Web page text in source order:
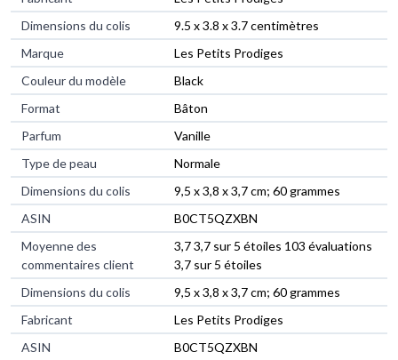
Dimensions du colis
‎9.5 x 3.8 x 3.7 centimètres
Marque
‎Les Petits Prodiges
Couleur du modèle
‎Black
Format
‎Bâton
Parfum
‎Vanille
Type de peau
‎Normale
Dimensions du colis
‎9,5 x 3,8 x 3,7 cm; 60 grammes
ASIN
‎B0CT5QZXBN
Moyenne des
commentaires client
3,7 3,7 sur 5 étoiles 103 évaluations
3,7 sur 5 étoiles
Dimensions du colis
9,5 x 3,8 x 3,7 cm; 60 grammes
Fabricant
Les Petits Prodiges
ASIN
B0CT5QZXBN